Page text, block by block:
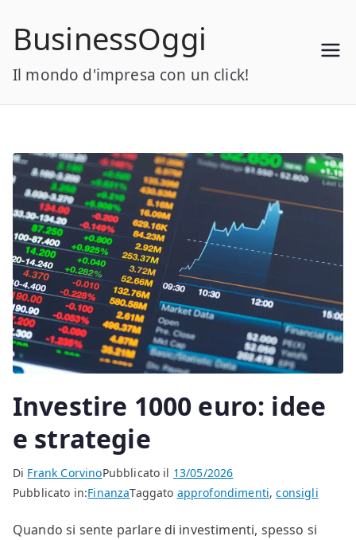
contenuto
BusinessOggi
Il mondo d'impresa con un click!
Investire 1000 euro: idee
e strategie
Di Frank CorvinoPubblicato il 13/05/2026
Pubblicato in:FinanzaTaggato approfondimenti,consigli
Quando si sente parlare di investimenti, spesso si